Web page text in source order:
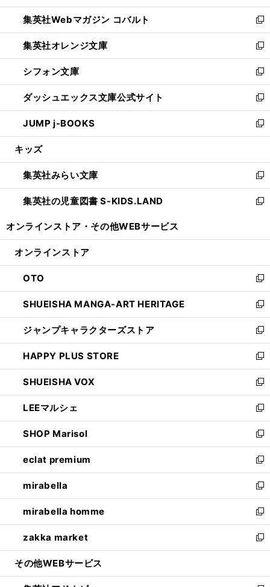
開
く
ウ
で
開
く
ン
ド
ウ
で
開
く
ウ
ィ
ン
ド
ウ
で
開
く
集英社Webマガジン コバルト
新
し
い
ウ
ィ
ン
ド
ウ
で
開
集英社オレンジ文庫
新
し
い
ウ
ィ
ン
ド
ウ
開
く
シフォン文庫
新
し
い
ウ
ィ
ン
ウ
で
開
く
ダッシュエックス文庫公式サイト
新
し
い
ウ
ン
ド
ウ
で
JUMP j-BOOKS
新
し
ウ
ィ
ン
ド
開
キッズ
集英社みらい文庫
新
し
い
ン
ウ
で
開
く
集英社の児童図書 S-KIDS.LAND
新
ウ
ン
ド
ウ
で
開
く
オンラインストア・ その他WEBサービス
オンラインストア
OTO
新
し
い
ウ
ィ
ン
ド
ウ
で
開
く
SHUEISHA MANGA-ART HERITAGE
新
し
い
ウ
ィ
ン
ド
ウ
で
開
く
ジャンプキャラクターズストア
新
し
い
ウ
ィ
ン
ド
ウ
で
開
く
HAPPY PLUS STORE
新
し
い
ウ
ィ
ン
ド
ウ
で
開
く
SHUEISHA VOX
新
し
い
ウ
ィ
ン
ド
ウ
で
開
く
LEEマルシェ
新
し
い
ウ
ィ
ン
ド
ウ
で
開
く
SHOP Marisol
新
し
い
ウ
ィ
ン
ド
ウ
で
開
eclat premium
新
し
い
ウ
ィ
ン
ド
ウ
開
mirabella
新
し
い
ウ
ィ
ン
ウ
mirabella homme
新
し
い
ウ
ン
zakka market
新
し
ウ
その他WEBサービス